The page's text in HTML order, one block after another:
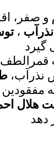
صفر،
،
نذرآب،
مفقودین
هلال